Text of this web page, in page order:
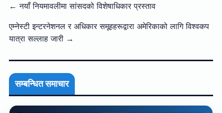
← नयाँ नियमावलीमा सांसदको विशेषाधिकार प्रस्ताव
एम्नेस्टी इन्टरनेशनल र अधिकार समूहहरूद्वारा अमेरिकाको लागि विश्वकप
यात्रा सल्लाह जारी →
सम्बन्धित समाचार